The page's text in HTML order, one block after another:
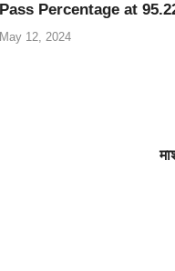
Pass Percentage at
May 12, 2024